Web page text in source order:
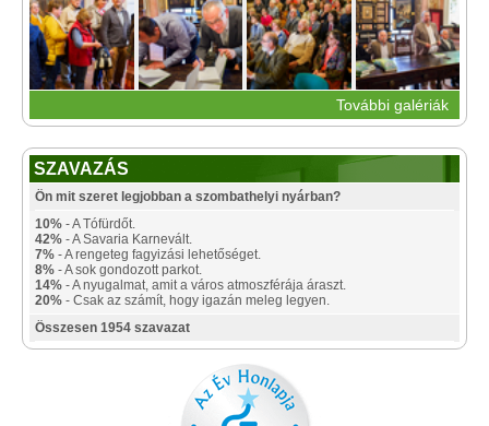
További galériák
SZAVAZÁS
Ön mit szeret legjobban a szombathelyi nyárban?
10% - A Tófürdőt.
42% - A Savaria Karnevált.
7% - A rengeteg fagyizási lehetőséget.
8% - A sok gondozott parkot.
14% - A nyugalmat, amit a város atmoszférája áraszt.
20% - Csak az számít, hogy igazán meleg legyen.
Összesen 1954 szavazat